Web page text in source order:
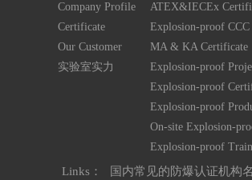
Company Profile
Certificate
Our Customer
实验室实力
ATEX&IECEx
Explosion-proof
MA & KA Certificate
Explosion-proof
Explosion-proof
Explosion-proof
On-site Explosion-
Explosion-proof
Links： 国内常见的防爆认证机构